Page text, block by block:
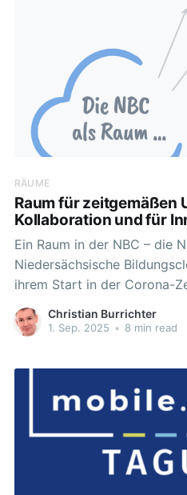
Deutlich wird dabei auch,
RÄUME
Raum für zeitgemäßen
Kollaboration und für
Ein Raum in der NBC – die
Niedersächsische
ihrem Start in der Corona-
deutlich weiterentwickelt.
Erscheinungsbild, größerem
bereichern können. Und mit
Christian Burrichter
1. Sep. 2025 • 8 min read